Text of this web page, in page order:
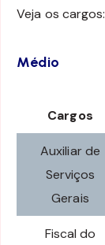
Veja os cargos:
Médio
Cargos
Auxiliar de
Serviços
Gerais
Fiscal do